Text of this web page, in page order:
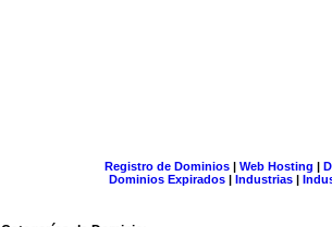
Registro de Dominios| Web Hosting |
Dominios Expirados | Industrias |